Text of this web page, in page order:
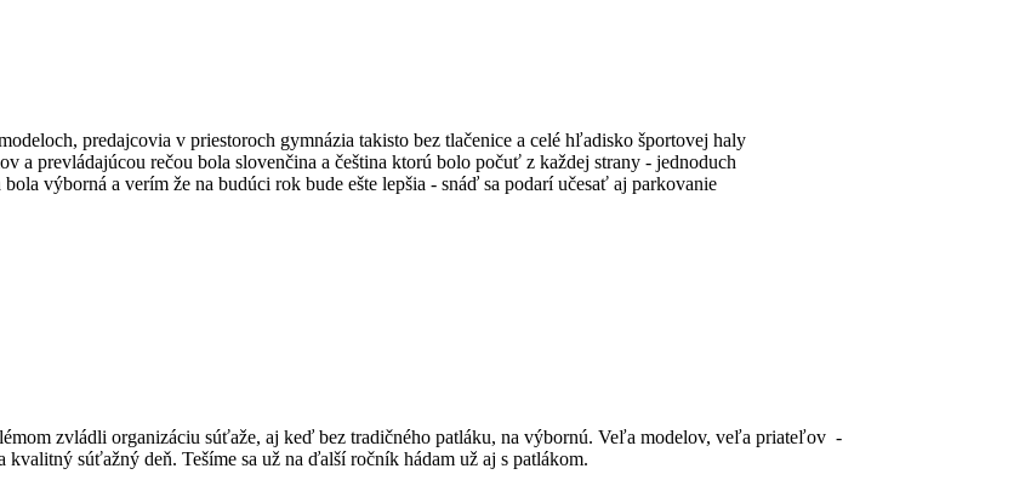
predajcovia v priestoroch gymnázia takisto bez tlačenice a celé hľadisko športovej haly
a prevládajúcou rečou bola slovenčina a čeština ktorú bolo počuť z každej strany - jednoduch
výborná a verím že na budúci rok bude ešte lepšia - snáď sa podarí učesať aj parkovanie
zvládli organizáciu súťaže, aj keď bez tradičného patláku, na výbornú. Veľa modelov, veľa priateľov -
súťažný deň. Tešíme sa už na ďalší ročník hádam už aj s patlákom.